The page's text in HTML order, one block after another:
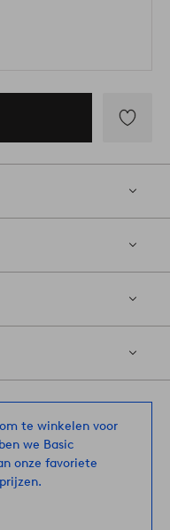
aan
te winkelen voor
we Basic
onze favoriete